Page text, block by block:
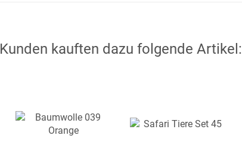
Kunden kauften dazu folgende Artikel: